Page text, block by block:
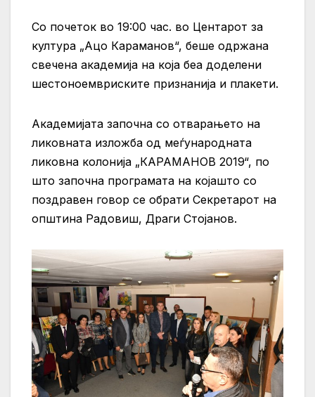
Со почеток во 19:00 час. во Центарот за
култура „Ацо Караманов“, беше одржана
свечена академија на која беа доделени
шестоноемвриските признанија и плакети.
Академијата започна со отварањето на
ликовната изложба од меѓународната
ликовна колонија „КАРАМАНОВ 2019“, по
што започна програмата на којашто со
поздравен говор се обрати Секретарот на
општина Радовиш, Драги Стојанов.